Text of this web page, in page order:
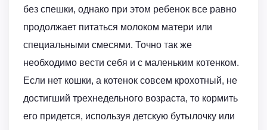
без спешки, однако при этом ребенок все равно
продолжает питаться молоком матери или
специальными смесями. Точно так же
необходимо вести себя и с маленьким котенком.
Если нет кошки, а котенок совсем крохотный, не
достигший трехнедельного возраста, то кормить
его придется, используя детскую бутылочку или